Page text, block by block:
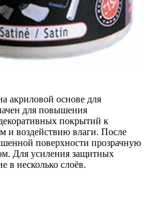
акриловой основе для
для повышения
покрытий к
и воздействию влаги. После
поверхности прозрачную
Для усиления защитных
в несколько слоёв.